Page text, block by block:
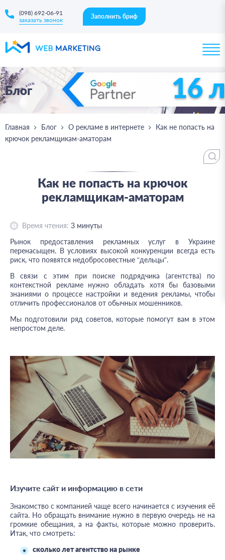
(098) 692-06-91
заказать звонок
Заполнить бриф
Блог 16
Главная Блог О рекламе в интернете
Как не попасть на
крючок рекламщикам-аматорам
Как не попасть на крючок
рекламщикам-аматорам
Время чтения: 3 минуты
Рынок предоставления рекламных услуг в Украине
перенасыщен. В условиях высокой конкуренции всегда есть
риск, что появятся недобросовестные “дельцы”.
В связи с этим при поиске подрядчика (агентства) по
контекстной рекламе нужно обладать хотя бы базовыми
знаниями о процессе настройки и ведения рекламы, чтобы
отличить профессионалов от обычных мошенников.
Мы подготовили ряд советов, которые помогут вам в этом
непростом деле.
Изучите сайт и информацию в сети
Знакомство с компанией чаще всего начинается с изучения её
сайта. Но обращать внимание нужно в первую очередь не на
громкие обещания, а на факты, которые можно проверить.
Итак, что смотреть:
сколько лет агентство на рынке